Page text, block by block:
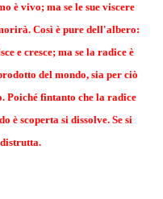
è vivo; ma se le sue viscere
Così è pure dell'albero:
e cresce; ma se la radice è
del mondo, sia per ciò
Poiché fintanto che la radice
è scoperta si dissolve. Se si